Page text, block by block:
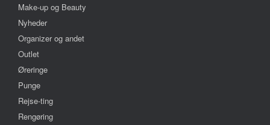
Make-up og Beauty
Nyheder
Organizer og andet
Outlet
Øreringe
Punge
Rejse-ting
Rengøring